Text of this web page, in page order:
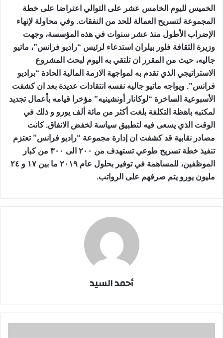
الخميس لليوم الخامس عشر على التوالي اعتراضا على خطة
المجموعة لتسريح العمالة للحد من النفقات. وفي محاولة لإنهاء
الإضراب الأطول منذ عشر سنوات في هذه المؤسسة، وجهت
وزيرة الثقافة فلور بيلران استدعاء لرئيس “راديو فرانس”، ماتيو
جاليه، حيث من المقرر ان تلتقي به اليوم لبحث المشروع
الاستراتيجي الذي تقدم به لمواجهة الازمة المالية الحادة “براديو
فرانس”. ويواجه ماتيو جاليه نفسه انتقادات عديدة بعد ان كشفت
الأسبوعية الساخرة “لوكانار أونشينيه” مؤخرا قيامه بأعمال تجديد
لمكتبه باهظة التكلفة بلغت أكثر من مائة ألف يورو و ذلك في
الوقت الذي يسعى فيه لتطبيق سياسة لخفض الانفاق. كانت
مصادر نقابية قد كشفت ان إدارة مجموعة “راديو فرانس” تعتزم
تنفيذ خطة تسريح طوعي تستهدف من ٢٠٠ الى ٣٠٠ من كبار
الموظفين، للمساهمة في توفير بحلول عام ٢٠١٩ ما بين ١٧ و ٢٤
مليون يورو يتم صرفهم على الرواتب.
أحمد السيد